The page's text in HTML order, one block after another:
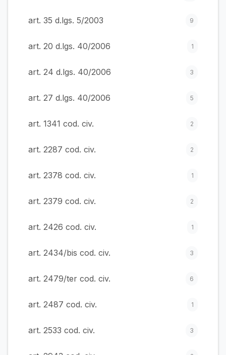
art. 35 d.lgs. 5/2003 9
art. 20 d.lgs. 40/2006 1
art. 24 d.lgs. 40/2006 3
art. 27 d.lgs. 40/2006 5
art. 1341 cod. civ. 2
art. 2287 cod. civ. 2
art. 2378 cod. civ. 1
art. 2379 cod. civ. 2
art. 2426 cod. civ. 1
art. 2434/bis cod. civ. 3
art. 2479/ter cod. civ. 6
art. 2487 cod. civ. 1
art. 2533 cod. civ. 3